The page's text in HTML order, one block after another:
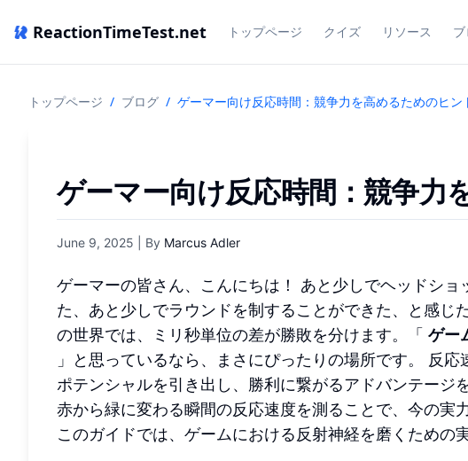
ReactionTimeTest.net トップページ クイズ リソース
トップページ / ブログ / ゲーマー向け反応時間：競争力を高めるためのヒン
ゲーマー向け反応時間：競争力
June 9, 2025 | By Marcus Adler
ゲーマーの皆さん、こんにちは！ あと少しでヘッドシ
た、あと少しでラウンドを制することができた、と感じ
の世界では、ミリ秒単位の差が勝敗を分けます。「 ゲー
」と思っているなら、まさにぴったりの場所です。 反
ポテンシャルを引き出し、勝利に繋がるアドバンテー
赤から緑に変わる瞬間の反応速度を測ることで、今の実
このガイドでは、ゲームにおける反射神経を磨くための